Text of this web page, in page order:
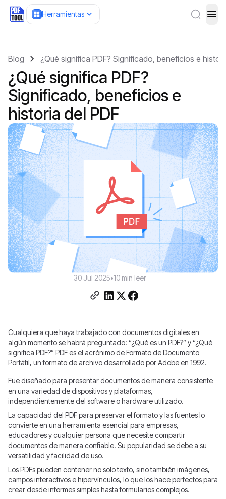
Herramientas
Blog ¿Qué significa PDF? Significado, beneficios e
¿Qué significa PDF?
Significado, beneficios e
historia del PDF
30 Jul 2025•10 min leer
Cualquiera que haya trabajado con documentos digitales en
algún momento se habrá preguntado: “¿Qué es un PDF?” y “¿Qué
significa PDF?” PDF es el acrónimo de Formato de Documento
Portátil, un formato de archivo desarrollado por Adobe en 1992.
Fue diseñado para presentar documentos de manera consistente
en una variedad de dispositivos y plataformas,
independientemente del software o hardware utilizado.
La capacidad del PDF para preservar el formato y las fuentes lo
convierte en una herramienta esencial para empresas,
educadores y cualquier persona que necesite compartir
documentos de manera confiable. Su popularidad se debe a su
versatilidad y facilidad de uso.
Los PDFs pueden contener no solo texto, sino también imágenes,
campos interactivos e hipervínculos, lo que los hace perfectos para
crear desde informes simples hasta formularios complejos.